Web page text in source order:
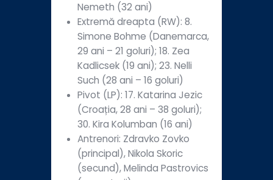
Nemeth (32 ani)
Extremă dreapta (RW): 8.
Simone Bohme (Danemarca,
29 ani – 21 goluri); 18. Zea
Kadlicsek (19 ani); 23. Nelli
Such (28 ani – 16 goluri)
Pivot (LP): 17. Katarina Jezic
(Croația, 28 ani – 38 goluri);
30. Kira Kolumban (16 ani)
Antrenori: Zdravko Zovko
(principal), Nikola Skoric
(secund), Melinda Pastrovics